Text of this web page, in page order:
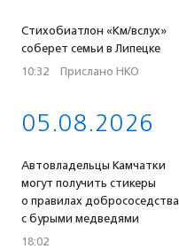
Стихобиатлон «Км/вслух»
соберет семьи в Липецке
10:32 · Прислано НКО
05.08.2026
Автовладельцы Камчатки
могут получить стикеры
о правилах добрососедства
с бурыми медведями
18:02